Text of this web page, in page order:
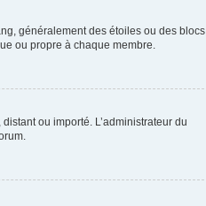
généralement des étoiles ou des blocs
ou propre à chaque membre.
ou importé. L’administrateur du